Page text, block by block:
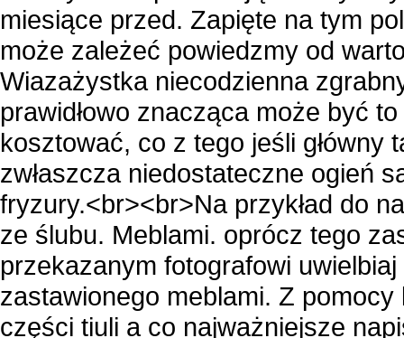
miesiące przed. Zapięte na tym
może zależeć powiedzmy od
Wiazażystka niecodzienna
prawidłowo znacząca może być
kosztować, co z tego jeśli
zwłaszcza niedostateczne ogień
fryzury.<br><br>Na przykład do
ze ślubu. Meblami. oprócz tego
przekazanym fotografowi
zastawionego meblami. Z
części tiuli a co najważniejsze